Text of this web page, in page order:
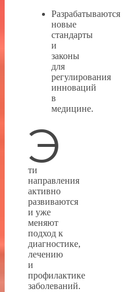
Разрабатываются
новые
стандарты
и
законы
для
регулирования
инноваций
в
медицине.
Э
ти
направления
активно
развиваются
и уже
меняют
подход к
диагностике,
лечению
и
профилактике
заболеваний.